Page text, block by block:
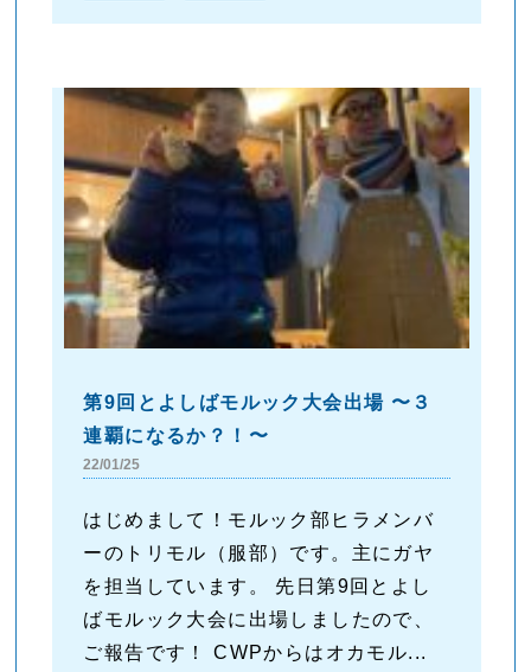
第9回とよしばモルック大会出場 〜３
連覇になるか？！〜
22/01/25
はじめまして！モルック部ヒラメンバ
ーのトリモル（服部）です。主にガヤ
を担当しています。 先日第9回とよし
ばモルック大会に出場しましたので、
ご報告です！ CWPからはオカモル...